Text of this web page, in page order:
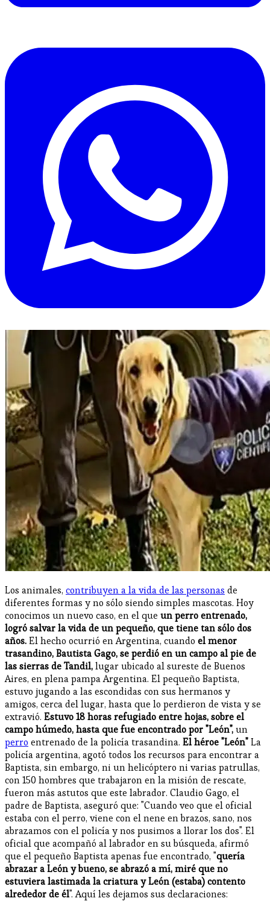
Los animales, contribuyen a la vida de las personas de
diferentes formas y no sólo siendo simples mascotas. Hoy
conocimos un nuevo caso, en el que un perro entrenado,
logró salvar la vida de un pequeño, que tiene tan sólo dos
años.El hecho ocurrió en Argentina, cuando el menor
trasandino, Bautista Gago, se perdió en un campo al pie de
las sierras de Tandil,lugar ubicado al sureste de Buenos
Aires, en plena pampa Argentina. El pequeño Baptista,
estuvo jugando a las escondidas con sus hermanos y
amigos, cerca del lugar, hasta que lo perdieron de vista y se
extravió. Estuvo 18 horas refugiado entre hojas, sobre el
campo húmedo, hasta que fue encontrado por "León",un
perro entrenado de la policía trasandina. El héroe "León"La
policía argentina, agotó todos los recursos para encontrar a
Baptista, sin embargo, ni un helicóptero ni varias patrullas,
con 150 hombres que trabajaron en la misión de rescate,
fueron más astutos que este labrador. Claudio Gago, el
padre de Baptista, aseguró que: "Cuando veo que el oficial
estaba con el perro, viene con el nene en brazos, sano, nos
abrazamos con el policía y nos pusimos a llorar los dos". El
oficial que acompañó al labrador en su búsqueda, afirmó
que el pequeño Baptista apenas fue encontrado, "quería
abrazar a León y bueno, se abrazó a mí, miré que no
estuviera lastimada la criatura y León (estaba) contento
alrededor de él". Aquí les dejamos sus declaraciones: